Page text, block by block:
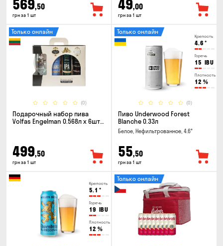
569,50
грн за 1 шт
49,00
грн за 1 шт
(0)
Только онлайн
Подарочный набор пива
Volfas Engelman 0.568л x 6шт +
499,50
грн за 1 шт
Крепость
4.6 °
Горечь
15 IBU
Плотность
12 %
(0)
Только онлайн
Пиво Underwood Forest
Blanche 0.33л
Белое, Нефильтрованное, 4.6°
55,50
грн за 1 шт
Крепость
5.1 °
Горечь
19 IBU
Плотность
12 %
Только онлайн